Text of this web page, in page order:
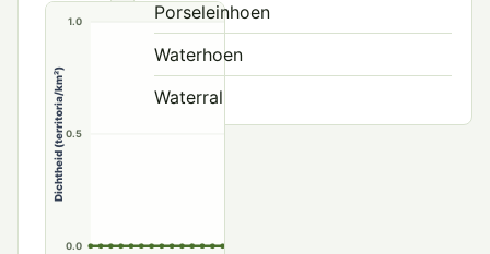
0.0
0.5
1.0
Dichtheid (territoria/km²)
Porseleinhoen
Waterhoen
Waterral